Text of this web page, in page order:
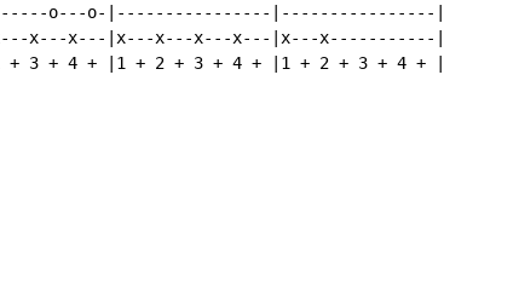
o---o-|----------------|----------------|
x---x---|x---x---x---x---|x---x-----------|
3 + 4 + |1 + 2 + 3 + 4 + |1 + 2 + 3 + 4 + |